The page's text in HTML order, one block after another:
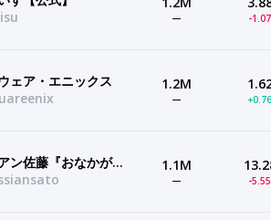
— -
ェア・エニックス
1.2M
—
ロシアン佐藤『おなかがすいたらMONSTER!』
1.1M
— -